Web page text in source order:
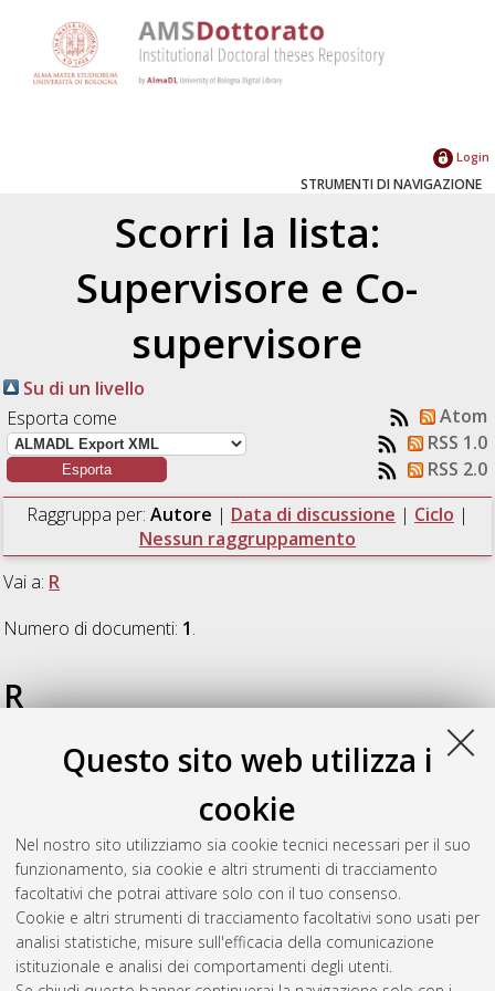
Questo sito web utilizza i
cookie
Nel nostro sito utilizziamo sia cookie tecnici necessari per il suo
funzionamento, sia cookie e altri strumenti di tracciamento
facoltativi che potrai attivare solo con il tuo consenso.
Cookie e altri strumenti di tracciamento facoltativi sono usati per
analisi statistiche, misure sull'efficacia della comunicazione
istituzionale e analisi dei comportamenti degli utenti.
Login
STRUMENTI DI NAVIGAZIONE
Scorri la lista:
Supervisore e Co-
supervisore
Su di un livello
Esporta come
Atom
RSS 1.0
RSS 2.0
Raggruppa per: Autore | Data di discussione | Ciclo |
Nessun raggruppamento
Vai a: R
Numero di documenti: 1.
R
Ramirez Almeyda, Jacqueline(2017) Lignocellulosic Crops in
Europe: Integrating Crop Yield Potentials with Land Potentials
[Dissertation thesis], Alma Mater Studiorum Università di
Bologna. Dottorato di ricerca inScienze e tecnologie agrarie,
ambientali e alimentari, 29 Ciclo. DOI
10.6092/unibo/amsdottorato/7854.
Questa lista e' stata generata ilSat Aug 8 20:47:45 2026